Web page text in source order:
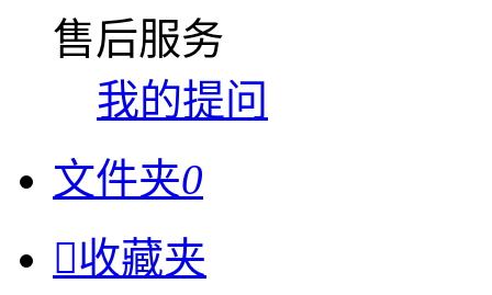
售后服务
我的提问
文件夹0
收藏夹